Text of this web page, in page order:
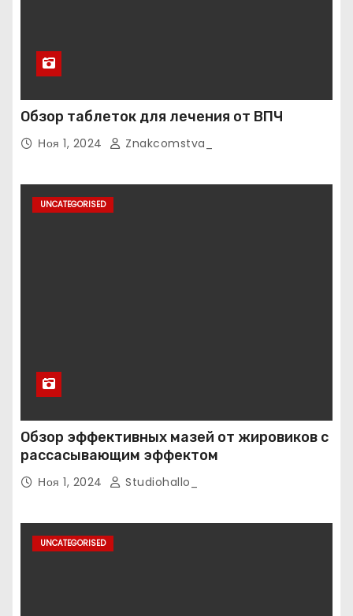
Обзор таблеток для лечения от ВПЧ
Ноя 1, 2024 Znakcomstva_
UNCATEGORISED
Обзор эффективных мазей от жировиков с
рассасывающим эффектом
Ноя 1, 2024 Studiohallo_
UNCATEGORISED